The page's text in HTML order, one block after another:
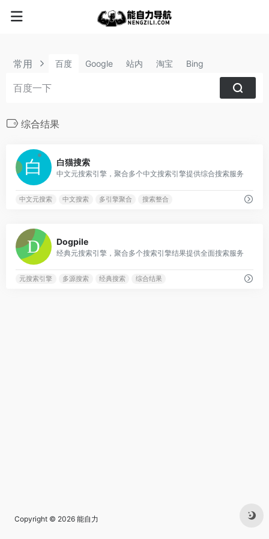
常用 百度 Google 站内 淘宝 Bing
综合结果
白猫搜索
中文元搜索引擎，聚合多个中文搜索引擎提供综合搜索服务
中文元搜索 中文搜索 多引擎聚合 搜索整合
Dogpile
经典元搜索引擎，聚合多个搜索引擎结果提供全面搜索服务
元搜索引擎 多源搜索 经典搜索 综合结果
Copyright © 2026 能自力